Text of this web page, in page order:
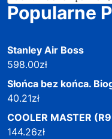
Popularne
Stanley Air Boss
598.00zł
Słońca bez końca.
40.21zł
COOLER MASTER
144.26zł